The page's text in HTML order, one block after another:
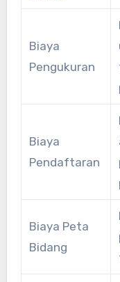
Biaya
Pengukuran
Biaya
Pendaftaran
Biaya Peta
Bidang